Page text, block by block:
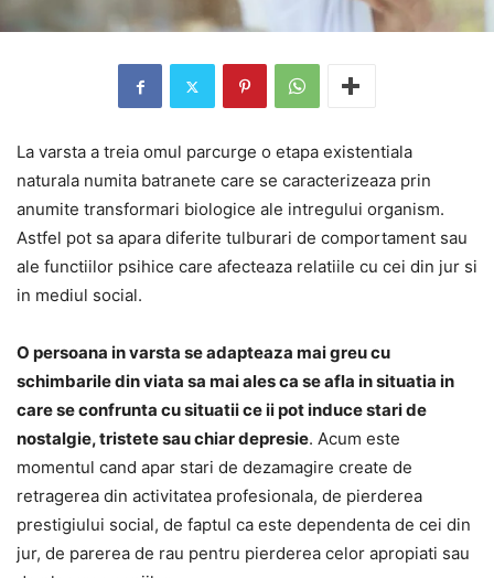
La varsta a treia omul parcurge o etapa existentiala
naturala numita batranete care se caracterizeaza prin
anumite transformari biologice ale intregului organism.
Astfel pot sa apara diferite tulburari de comportament sau
ale functiilor psihice care afecteaza relatiile cu cei din jur si
in mediul social.
O persoana in varsta se adapteaza mai greu cu
schimbarile din viata sa mai ales ca se afla in situatia in
care se confrunta cu situatii ce ii pot induce stari de
nostalgie, tristete sau chiar depresie. Acum este
momentul cand apar stari de dezamagire create de
retragerea din activitatea profesionala, de pierderea
prestigiului social, de faptul ca este dependenta de cei din
jur, de parerea de rau pentru pierderea celor apropiati sau